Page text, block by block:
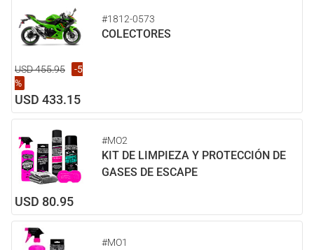
#1812-0573
COLECTORES
USD 455.95
-5
%
USD 433.15
#MO2
KIT DE LIMPIEZA Y PROTECCIÓN DE
GASES DE ESCAPE
USD 80.95
#MO1